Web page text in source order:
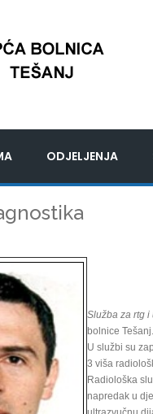
ODJELJENJA
Služba za rtg
bolnice Tešanj.
U službi su
3 viša
Radiološka
napredak u